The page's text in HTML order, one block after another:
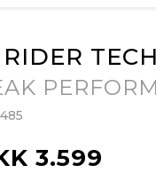
3.599